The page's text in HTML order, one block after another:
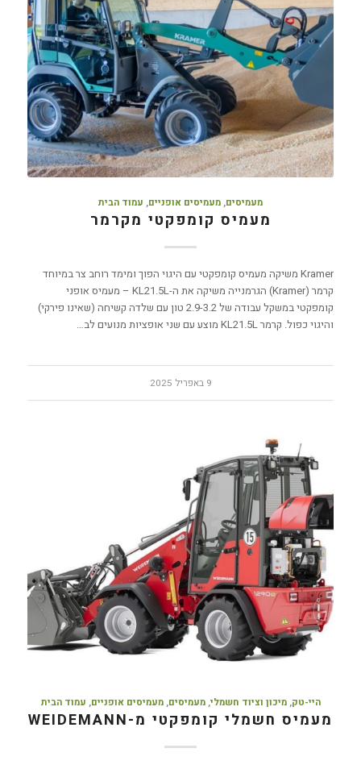
מעמיסים,מעמיסים אופניים, עמוד הבית
מעמיס קומפקטי מקרמר
Kramer משיקה מעמיס קומפקטי עם היגוי הפוך ומימד רוחב צר במיוחד
קרמר (Kramer) הגרמנייה משיקה את ה-KL21.5L – מעמיס אופני
קומפקטי במשקל עבודה של 2.9-3.2 טון עם שלדה קשיחה (שאינו פירקי)
והיגוי כפול. קרמר KL21.5L מוצע עם שני אופציות מנועים לב…
9 באפריל 2025
היי-טק,מיכון וציוד חשמלי,מעמיסים,מעמיסים אופניים, עמוד הבית
מעמיס חשמלי קומפקטי מ-WEIDEMANN